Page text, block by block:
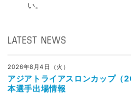
い。
LATEST NEWS
2026年8月4日（火）
アジアトライアスロンカップ（
本選手出場情報